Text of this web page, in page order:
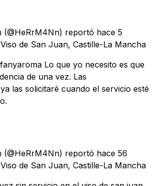
(@HeRrM4Nn) reportó hace 5
de San Juan, Castille-La Mancha
Lo que yo necesito es que
de una vez. Las
las solicitaré cuando el servicio esté
(@HeRrM4Nn) reportó hace 56
de San Juan, Castille-La Mancha